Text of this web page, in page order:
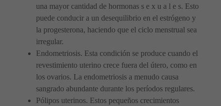
una mayor cantidad de hormonas s e x u a l e s. Esto
puede conducir a un desequilibrio en el estrógeno y
la progesterona, haciendo que el ciclo menstrual sea
irregular.
Endometriosis. Esta condición se produce cuando el
revestimiento uterino crece fuera del útero, como en
los ovarios. La endometriosis a menudo causa
sangrado abundante durante los períodos regulares.
Pólipos uterinos. Estos pequeños crecimientos